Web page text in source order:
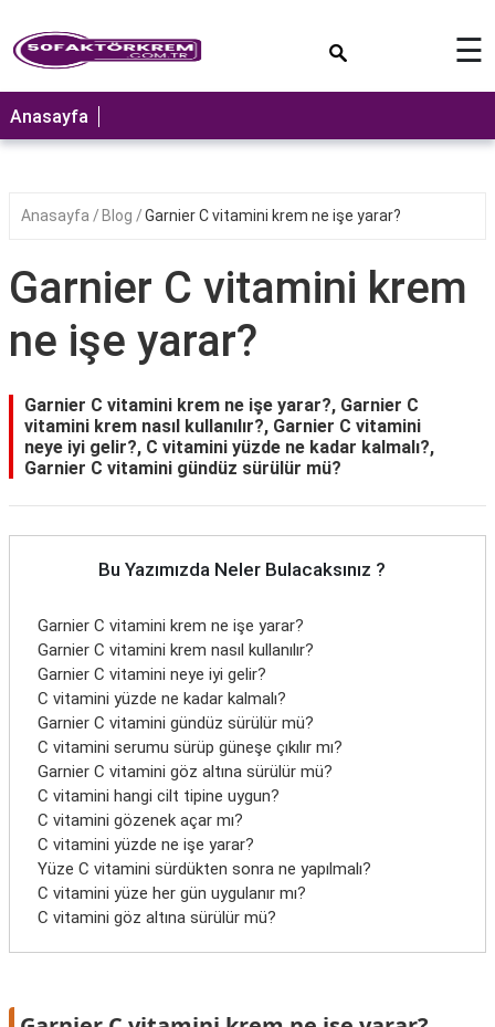
ANASAYFA
☰
Anasayfa
Anasayfa Blog Garnier C vitamini krem ne işe yarar?
Garnier C vitamini krem
ne işe yarar?
Garnier C vitamini krem ne işe yarar?, Garnier C
vitamini krem nasıl kullanılır?, Garnier C vitamini
neye iyi gelir?, C vitamini yüzde ne kadar kalmalı?,
Garnier C vitamini gündüz sürülür mü?
Bu Yazımızda Neler Bulacaksınız ?
Garnier C vitamini krem ne işe yarar?
Garnier C vitamini krem nasıl kullanılır?
Garnier C vitamini neye iyi gelir?
C vitamini yüzde ne kadar kalmalı?
Garnier C vitamini gündüz sürülür mü?
C vitamini serumu sürüp güneşe çıkılır mı?
Garnier C vitamini göz altına sürülür mü?
C vitamini hangi cilt tipine uygun?
C vitamini gözenek açar mı?
C vitamini yüzde ne işe yarar?
Yüze C vitamini sürdükten sonra ne yapılmalı?
C vitamini yüze her gün uygulanır mı?
C vitamini göz altına sürülür mü?